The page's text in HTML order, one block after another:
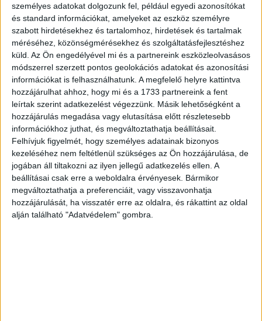
személyes adatokat dolgozunk fel, például egyedi azonosítókat
és standard információkat, amelyeket az eszköz személyre
szabott hirdetésekhez és tartalomhoz, hirdetések és tartalmak
méréséhez, közönségmérésekhez és szolgáltatásfejlesztéshez
küld. Az Ön engedélyével mi és a partnereink eszközleolvasásos
módszerrel szerzett pontos geolokációs adatokat és azonosítási
információkat is felhasználhatunk. A megfelelő helyre kattintva
hozzájárulhat ahhoz, hogy mi és a 1733 partnereink a fent
leírtak szerint adatkezelést végezzünk. Másik lehetőségként a
hozzájárulás megadása vagy elutasítása előtt részletesebb
információkhoz juthat, és megváltoztathatja beállításait.
Felhívjuk figyelmét, hogy személyes adatainak bizonyos
kezeléséhez nem feltétlenül szükséges az Ön hozzájárulása, de
jogában áll tiltakozni az ilyen jellegű adatkezelés ellen. A
beállításai csak erre a weboldalra érvényesek. Bármikor
megváltoztathatja a preferenciáit, vagy visszavonhatja
hozzájárulását, ha visszatér erre az oldalra, és rákattint az oldal
alján található "Adatvédelem" gombra.
103859
Johannis Dolaei Med. Doctoris ... Encyclopaedia, Medica
Dogmatica: In Qua Omnes Affecus Interni, a Quibus
Machina illa divina, sive Corpus humanum affligi
unquam observatum fuit, juxta Celeberrimorum in
Medicinâ Antistitum Principia plenariè pertractantur ….
Johann Doläus (1651-1707) német orvos, Hessen-Kassel
tartománygrófjának személyi orvosa. Nagy lélegzetű
munkája, mintegy az orvostudomány könyvtáraként, sorra
veszi és összehasonlítja híres orvosok tanait, az ókortól
a saját koráig bezárólag.
Korabeli pergamen kötés, a gerincen a cím kézírással.